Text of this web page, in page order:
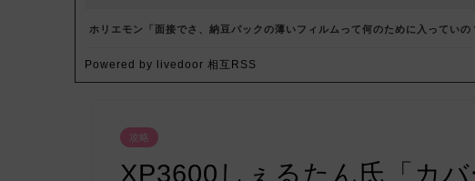
ホリエモン「面接でさ、納豆パックの薄いフィルムって何のために入っていの
Powered by livedoor 相互RSS
攻略
XP3600しぇるたん氏「カ